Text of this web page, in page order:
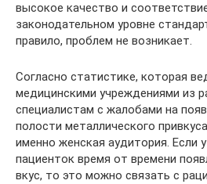
высокое качество и
законодательном уровне
правило, проблем не возникает.
Согласно статистике, которая
медицинскими учреждениями из
специалистам с жалобами на
полости металлического
именно женская аудитория. Если
пациенток время от времени
вкус, то это можно связать с